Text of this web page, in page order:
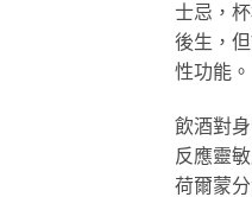
士忌，
後生，
性功能。
飲酒對
反應靈
荷爾蒙